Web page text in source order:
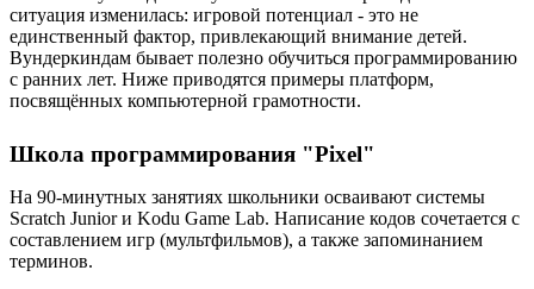
ситуация изменилась: игровой потенциал - это не
единственный фактор, привлекающий внимание детей.
Вундеркиндам бывает полезно обучиться программированию
с ранних лет. Ниже приводятся примеры платформ,
посвящённых компьютерной грамотности.
Школа программирования "Pixel"
На 90-минутных занятиях школьники осваивают системы
Scratch Junior и Kodu Game Lab. Написание кодов сочетается с
составлением игр (мультфильмов), а также запоминанием
терминов.